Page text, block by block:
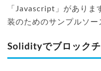
「Javascript」がありま
装のためのサンプルソー
Solidityでブロック